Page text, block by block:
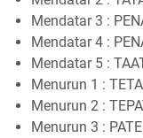
Mendatar 3 :
Mendatar 4 :
Mendatar 5 :
Menurun 1 :
Menurun 2 :
Menurun 3 :